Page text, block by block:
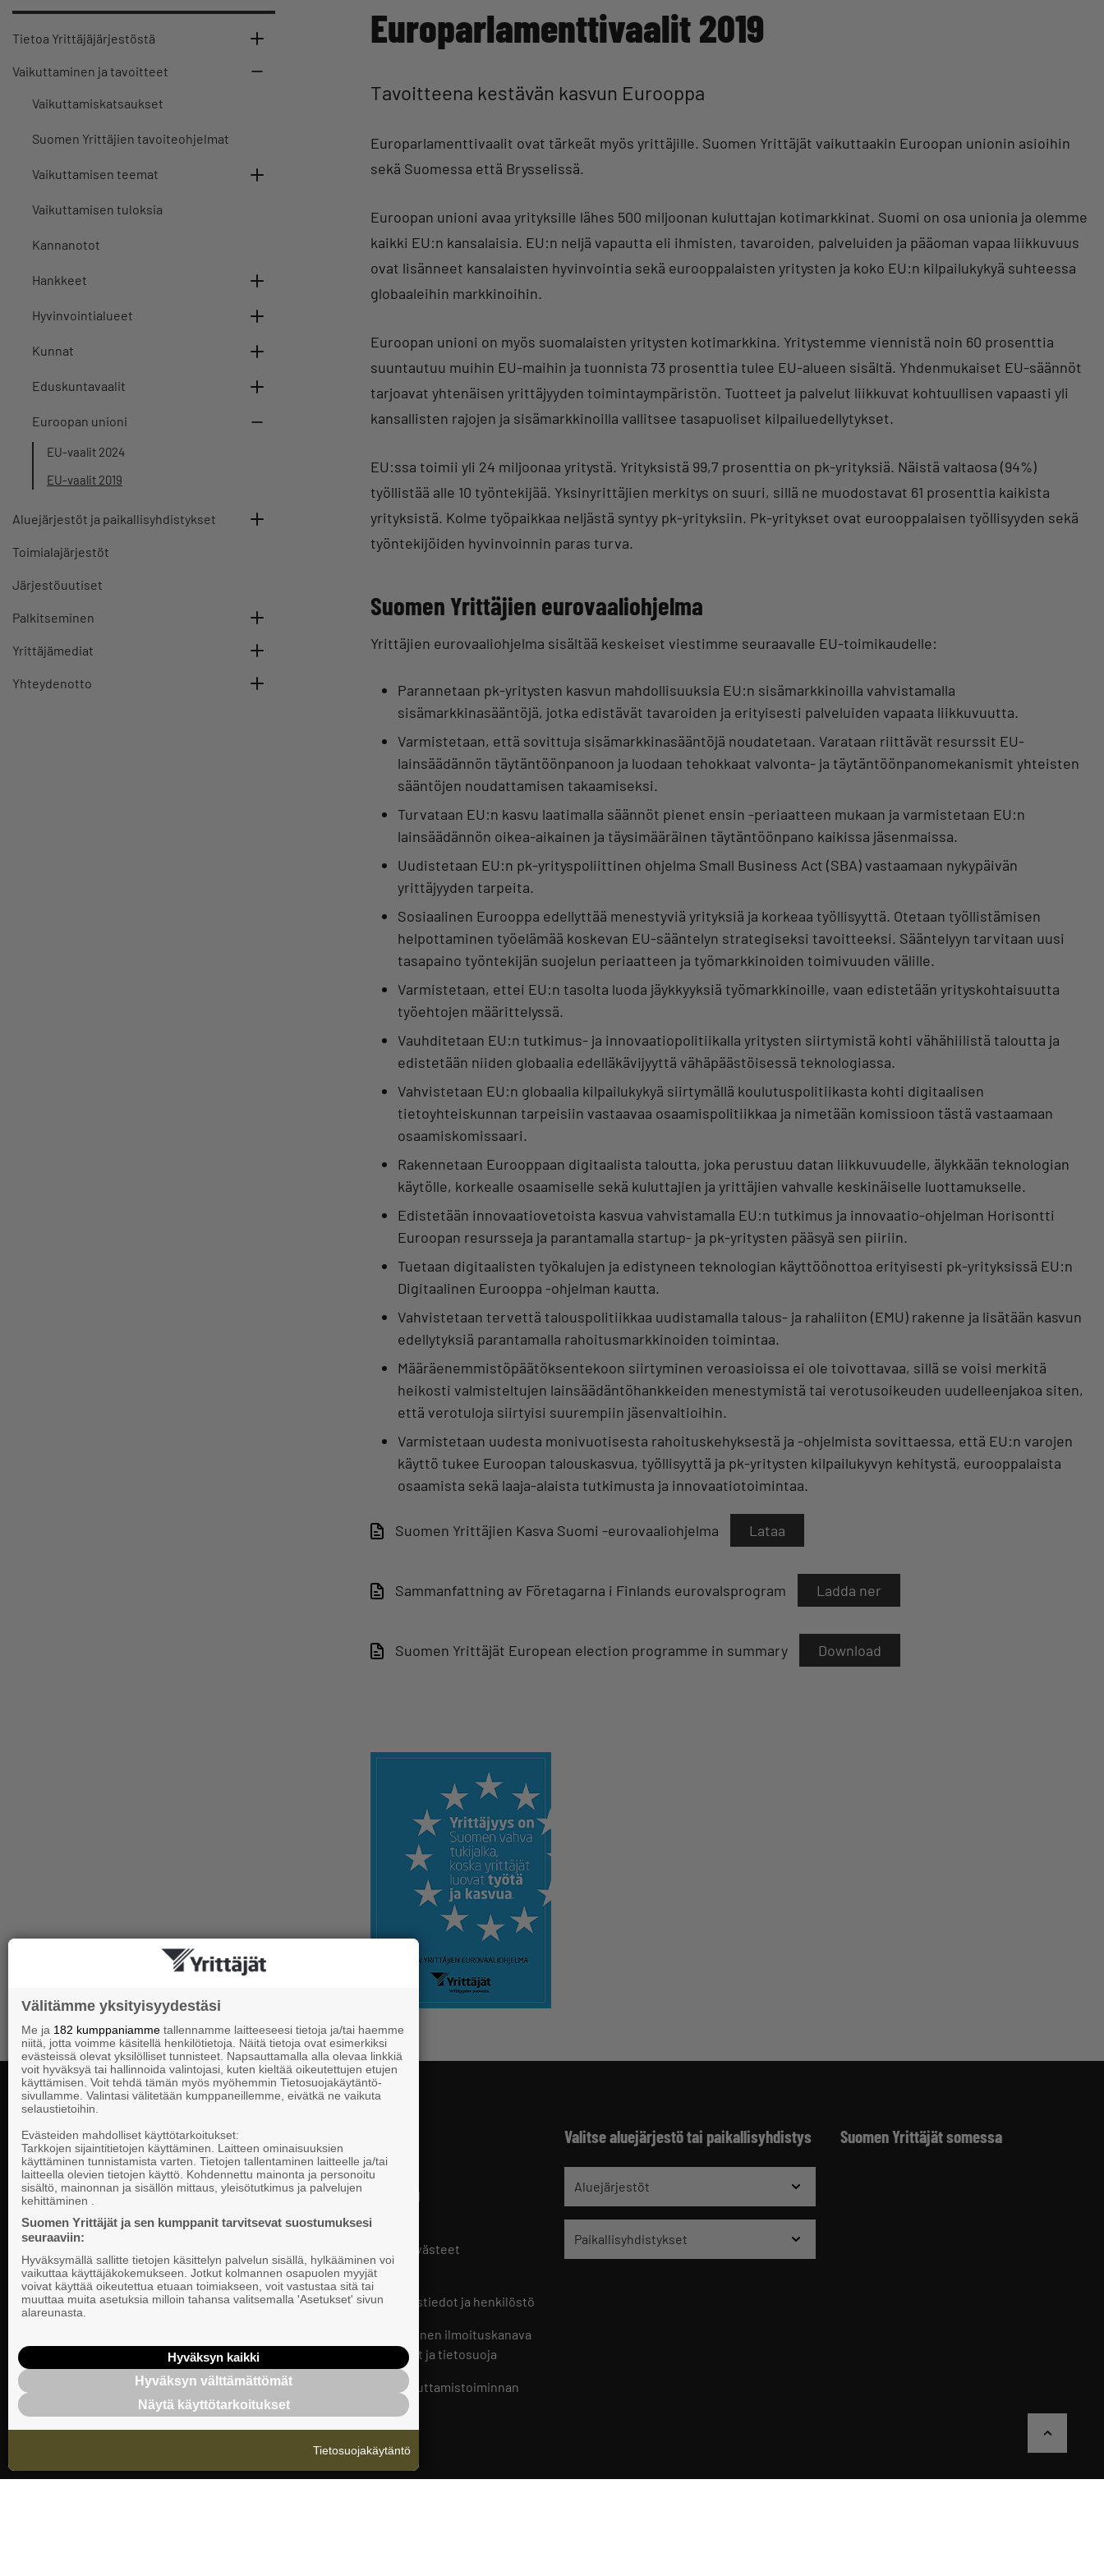
Tietoa Yrittäjäjärjestöstä
Vaikuttaminen ja tavoitteet
Vaikuttamiskatsaukset
Suomen Yrittäjien tavoiteohjelmat
Vaikuttamisen teemat
Vaikuttamisen tuloksia
Kannanotot
Hankkeet
Hyvinvointialueet
Kunnat
Eduskuntavaalit
Euroopan unioni
EU-vaalit 2024
EU-vaalit 2019
Aluejärjestöt ja paikallisyhdistykset
Toimialajärjestöt
Järjestöuutiset
Palkitseminen
Yrittäjämediat
Yhteydenotto
Europarlamenttivaalit 2019
Tavoitteena kestävän kasvun Eurooppa
Europarlamenttivaalit ovat tärkeät myös yrittäjille. Suomen Yrittäjät vaikuttaakin Euroopan unionin asioihin
sekä Suomessa että Brysselissä.
Euroopan unioni avaa yrityksille lähes 500 miljoonan kuluttajan kotimarkkinat. Suomi on osa unionia ja olemme
kaikki EU:n kansalaisia. EU:n neljä vapautta eli ihmisten, tavaroiden, palveluiden ja pääoman vapaa liikkuvuus
ovat lisänneet kansalaisten hyvinvointia sekä eurooppalaisten yritysten ja koko EU:n kilpailukykyä suhteessa
globaaleihin markkinoihin.
Euroopan unioni on myös suomalaisten yritysten kotimarkkina. Yritystemme viennistä noin 60 prosenttia
suuntautuu muihin EU-maihin ja tuonnista 73 prosenttia tulee EU-alueen sisältä. Yhdenmukaiset EU-säännöt
tarjoavat yhtenäisen yrittäjyyden toimintaympäristön. Tuotteet ja palvelut liikkuvat kohtuullisen vapaasti yli
kansallisten rajojen ja sisämarkkinoilla vallitsee tasapuoliset kilpailuedellytykset.
EU:ssa toimii yli 24 miljoonaa yritystä. Yrityksistä 99,7 prosenttia on pk-yrityksiä. Näistä valtaosa (94%)
työllistää alle 10 työntekijää. Yksinyrittäjien merkitys on suuri, sillä ne muodostavat 61 prosenttia kaikista
yrityksistä. Kolme työpaikkaa neljästä syntyy pk-yrityksiin. Pk-yritykset ovat eurooppalaisen työllisyyden sekä
työntekijöiden hyvinvoinnin paras turva.
Suomen Yrittäjien eurovaaliohjelma
Yrittäjien eurovaaliohjelma sisältää keskeiset viestimme seuraavalle EU-toimikaudelle:
Parannetaan pk-yritysten kasvun mahdollisuuksia EU:n sisämarkkinoilla vahvistamalla
sisämarkkinasääntöjä, jotka edistävät tavaroiden ja erityisesti palveluiden vapaata liikkuvuutta.
Varmistetaan, että sovittuja sisämarkkinasääntöjä noudatetaan. Varataan riittävät resurssit EU-
lainsäädännön täytäntöönpanoon ja luodaan tehokkaat valvonta- ja täytäntöönpanomekanismit yhteisten
sääntöjen noudattamisen takaamiseksi.
Turvataan EU:n kasvu laatimalla säännöt pienet ensin -periaatteen mukaan ja varmistetaan EU:n
lainsäädännön oikea-aikainen ja täysimääräinen täytäntöönpano kaikissa jäsenmaissa.
Uudistetaan EU:n pk-yrityspoliittinen ohjelma Small Business Act (SBA) vastaamaan nykypäivän
yrittäjyyden tarpeita.
Sosiaalinen Eurooppa edellyttää menestyviä yrityksiä ja korkeaa työllisyyttä. Otetaan työllistämisen
helpottaminen työelämää koskevan EU-sääntelyn strategiseksi tavoitteeksi. Sääntelyyn tarvitaan uusi
tasapaino työntekijän suojelun periaatteen ja työmarkkinoiden toimivuuden välille.
Varmistetaan, ettei EU:n tasolta luoda jäykkyyksiä työmarkkinoille, vaan edistetään yrityskohtaisuutta
työehtojen määrittelyssä.
Vauhditetaan EU:n tutkimus- ja innovaatiopolitiikalla yritysten siirtymistä kohti vähähiilistä taloutta ja
edistetään niiden globaalia edelläkävijyyttä vähäpäästöisessä teknologiassa.
Vahvistetaan EU:n globaalia kilpailukykyä siirtymällä koulutuspolitiikasta kohti digitaalisen
tietoyhteiskunnan tarpeisiin vastaavaa osaamispolitiikkaa ja nimetään komissioon tästä vastaamaan
osaamiskomissaari.
Rakennetaan Eurooppaan digitaalista taloutta, joka perustuu datan liikkuvuudelle, älykkään teknologian
käytölle, korkealle osaamiselle sekä kuluttajien ja yrittäjien vahvalle keskinäiselle luottamukselle.
Edistetään innovaatiovetoista kasvua vahvistamalla EU:n tutkimus ja innovaatio-ohjelman Horisontti
Euroopan resursseja ja parantamalla startup- ja pk-yritysten pääsyä sen piiriin.
Tuetaan digitaalisten työkalujen ja edistyneen teknologian käyttöönottoa erityisesti pk-yrityksissä EU:n
Digitaalinen Eurooppa -ohjelman kautta.
Vahvistetaan tervettä talouspolitiikkaa uudistamalla talous- ja rahaliiton (EMU) rakenne ja lisätään kasvun
edellytyksiä parantamalla rahoitusmarkkinoiden toimintaa.
Määräenemmistöpäätöksentekoon siirtyminen veroasioissa ei ole toivottavaa, sillä se voisi merkitä
heikosti valmisteltujen lainsäädäntöhankkeiden menestymistä tai verotusoikeuden uudelleenjakoa siten,
että verotuloja siirtyisi suurempiin jäsenvaltioihin.
Varmistetaan uudesta monivuotisesta rahoituskehyksestä ja -ohjelmista sovittaessa, että EU:n varojen
käyttö tukee Euroopan talouskasvua, työllisyyttä ja pk-yritysten kilpailukyvyn kehitystä, eurooppalaista
osaamista sekä laaja-alaista tutkimusta ja innovaatiotoimintaa.
Suomen Yrittäjien Kasva Suomi -eurovaaliohjelma Lataa
Sammanfattning av Företagarna i Finlands eurovalsprogram Ladda ner
Suomen Yrittäjät European election programme in summary Download
Valtakunnallista, alueellista ja paikallista
vaikuttamista pk-yrittäjien puolesta.
Suomen Yrittäjät
PL 999, 00101 HELSINKI
Puhelin 09 229 221
Tietosuojaseloste ja evästeet
Evästeasetukset
Keskusjärjestön yhteystiedot ja henkilöstö
Suomen Yrittäjien sisäinen ilmoituskanava
Ilmoituskanavan ohjeet ja tietosuoja
Suomen Yrittäjien vaikuttamistoiminnan
tietosuojaseloste
Valitse aluejärjestö tai paikallisyhdistys
Aluejärjestöt
Paikallisyhdistykset
Suomen Yrittäjät somessa
Välitämme yksityisyydestäsi
Me ja 182 kumppaniamme tallennamme laitteeseesi tietoja ja/tai haemme
niitä, jotta voimme käsitellä henkilötietoja. Näitä tietoja ovat esimerkiksi
evästeissä olevat yksilölliset tunnisteet. Napsauttamalla alla olevaa linkkiä
voit hyväksyä tai hallinnoida valintojasi, kuten kieltää oikeutettujen etujen
käyttämisen. Voit tehdä tämän myös myöhemmin Tietosuojakäytäntö-
sivullamme. Valintasi välitetään kumppaneillemme, eivätkä ne vaikuta
selaustietoihin.
Evästeiden mahdolliset käyttötarkoitukset:
Tarkkojen sijaintitietojen käyttäminen. Laitteen ominaisuuksien
käyttäminen tunnistamista varten. Tietojen tallentaminen laitteelle ja/tai
laitteella olevien tietojen käyttö. Kohdennettu mainonta ja personoitu
sisältö, mainonnan ja sisällön mittaus, yleisötutkimus ja palvelujen
kehittäminen .
Suomen Yrittäjät ja sen kumppanit tarvitsevat suostumuksesi
seuraaviin:
Hyväksymällä sallitte tietojen käsittelyn palvelun sisällä, hylkääminen voi
vaikuttaa käyttäjäkokemukseen. Jotkut kolmannen osapuolen myyjät
voivat käyttää oikeutettua etuaan toimiakseen, voit vastustaa sitä tai
muuttaa muita asetuksia milloin tahansa valitsemalla 'Asetukset' sivun
alareunasta.
Hyväksyn kaikki
Hyväksyn välttämättömät
Näytä käyttötarkoitukset
Tietosuojakäytäntö